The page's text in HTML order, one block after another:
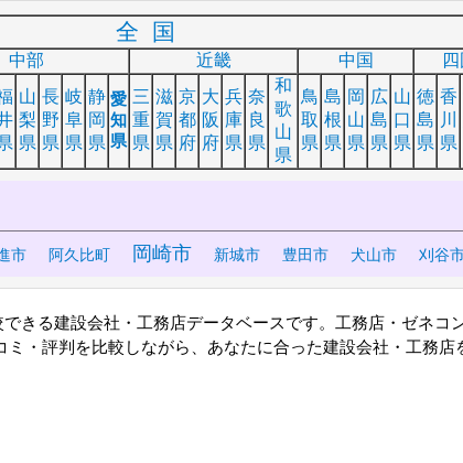
全国
中部 近畿 中国 四
山
梨
県
長
野
県
岐
阜
県
静
岡
県
愛
知
県
三
重
県
滋
賀
県
京
都
府
大
阪
府
兵
庫
県
奈
良
県
和
歌
山
県
鳥
取
県
島
根
県
岡
山
県
広
島
県
山
口
県
徳
島
県
香
川
県
市 阿久比町 岡崎市 新城市 豊田市 犬山市 刈谷
きる建設会社・工務店データベースです。工務店・ゼネコ
・評判を比較しながら、あなたに合った建設会社・工務